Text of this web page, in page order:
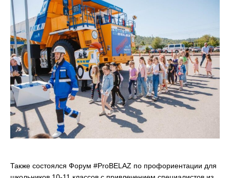
Также состоялся Форум #ProBELAZ по профориентации для